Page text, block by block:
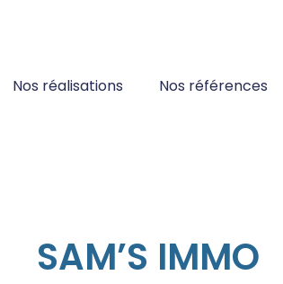
Nos réalisations Nos références
SAM’S IMMO